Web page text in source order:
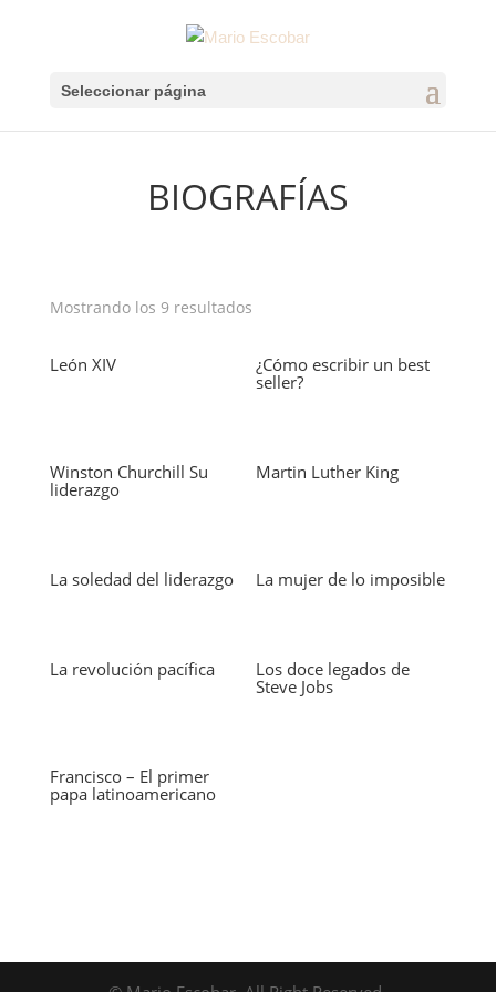
Seleccionar página
BIOGRAFÍAS
Mostrando los 9 resultados
León XIV
¿Cómo escribir un best
seller?
Winston Churchill Su
liderazgo
Martin Luther King
La soledad del liderazgo La mujer de lo imposible
La revolución pacífica
Los doce legados de
Steve Jobs
Francisco – El primer
papa latinoamericano